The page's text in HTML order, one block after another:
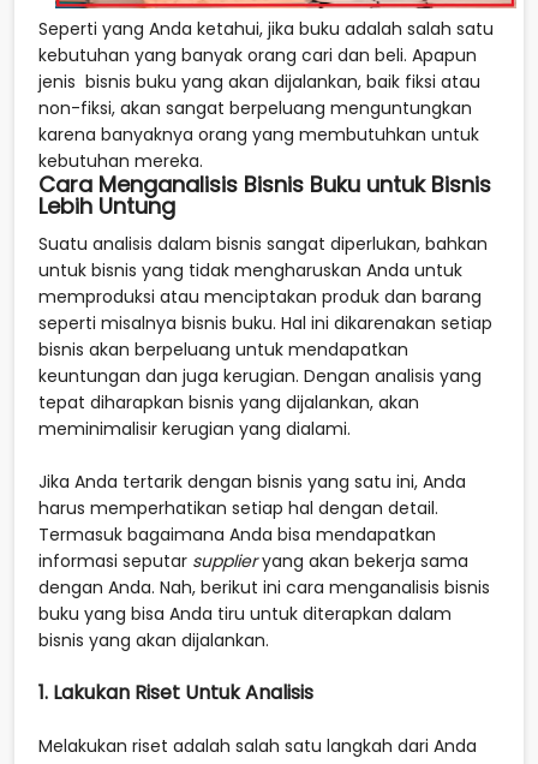
Seperti yang Anda ketahui, jika buku adalah salah satu
kebutuhan yang banyak orang cari dan beli. Apapun
jenis bisnis buku yang akan dijalankan, baik fiksi atau
non-fiksi, akan sangat berpeluang menguntungkan
karena banyaknya orang yang membutuhkan untuk
kebutuhan mereka.
Cara Menganalisis Bisnis Buku untuk Bisnis
Lebih Untung
Suatu analisis dalam bisnis sangat diperlukan, bahkan
untuk bisnis yang tidak mengharuskan Anda untuk
memproduksi atau menciptakan produk dan barang
seperti misalnya bisnis buku. Hal ini dikarenakan setiap
bisnis akan berpeluang untuk mendapatkan
keuntungan dan juga kerugian. Dengan analisis yang
tepat diharapkan bisnis yang dijalankan, akan
meminimalisir kerugian yang dialami.
Jika Anda tertarik dengan bisnis yang satu ini, Anda
harus memperhatikan setiap hal dengan detail.
Termasuk bagaimana Anda bisa mendapatkan
informasi seputar supplieryang akan bekerja sama
dengan Anda. Nah, berikut ini cara menganalisis bisnis
buku yang bisa Anda tiru untuk diterapkan dalam
bisnis yang akan dijalankan.
1. Lakukan Riset Untuk Analisis
Melakukan riset adalah salah satu langkah dari Anda